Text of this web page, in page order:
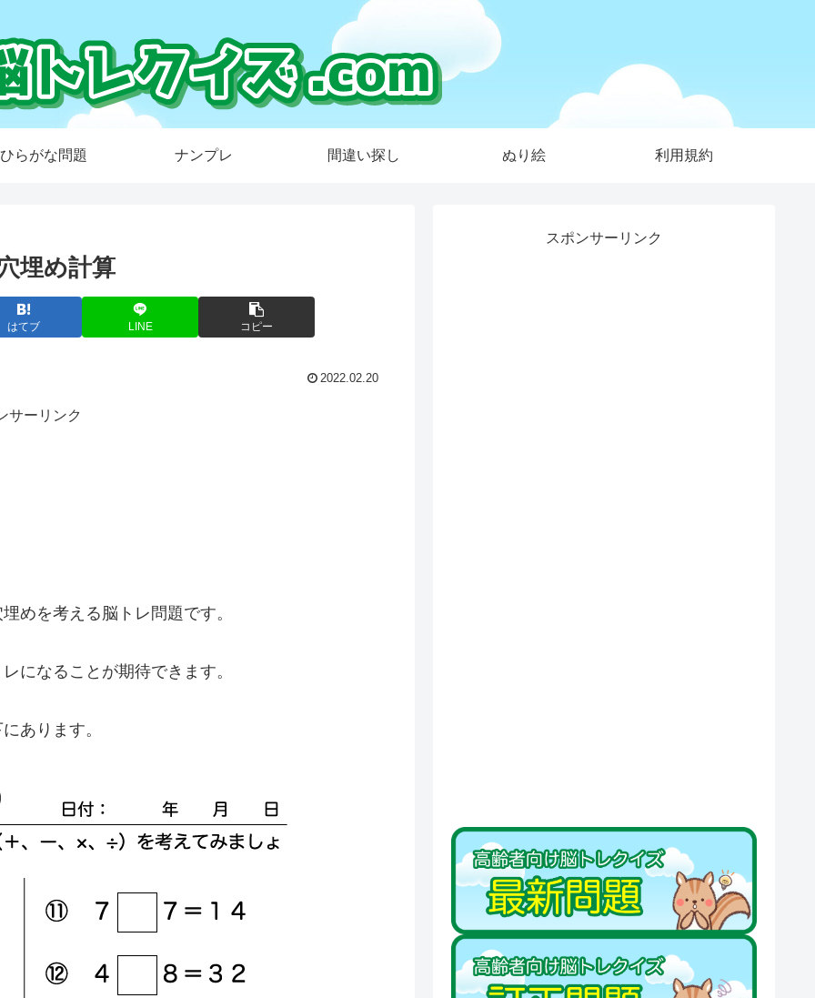
ひらがな問題 ナンプレ 間違い探し ぬり絵 利用規約
埋め計算
はてブ LINE コピー
2022.02.20
サーリンク
めを考える脳トレ問題です。
になることが期待できます。
あります。
スポンサーリンク